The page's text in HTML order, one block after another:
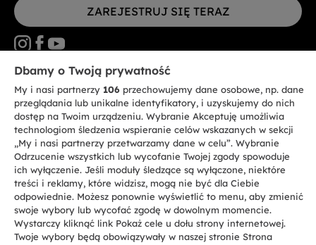
ZAREJESTRUJ SIĘ TERAZ
CANDY HOOVER GROUP S.r.I. - jednoosobowa sp. z.o.o. - SIEDZIBA
STATUTOWA: Via Comolli, 57 - 20861 Brugherio (MB) - Włochy -
SIEDZIBY ADMINISTRACYJNE: Via Privata Eden Fumagalli bez
nadanego numeru - 20861 Brugherio (MB) i Via Trento nr 20/A-22 - 20871
Vimercate (MB) - Włochy - Tel.: +39.039.2086.1 - Faks: +39.039.2086.237 -
Kapitał zakładowy 35.000.000,00 € wpłacony w całości - Kod identyfikacji
podatkowej i nr wpisu do Rejestru przedsiębiorstw dla rejonu Mediolan-
Monza-Brianza-Lodi 04666310158 - NIP 00786860965 - Numer wpisu do
Repertorium Ekonomiczno - Administracyjnego REA: MB-1033934 -
Autoryzacja IT AEOF 211870 - Spółka podlega zarządzaniu i koordynacji
Candy S.p.A.
PL / Polski
Dbamy o Twoją prywatność
My i nasi partnerzy 106 przechowujemy dane osobowe, np. dane
przeglądania lub unikalne identyfikatory, i uzyskujemy do nich
dostęp na Twoim urządzeniu. Wybranie Akceptuję umożliwia
technologiom śledzenia wspieranie celów wskazanych w sekcji
„My i nasi partnerzy przetwarzamy dane w celu”. Wybranie
Odrzucenie wszystkich lub wycofanie Twojej zgody spowoduje
ich wyłączenie. Jeśli moduły śledzące są wyłączone, niektóre
treści i reklamy, które widzisz, mogą nie być dla Ciebie
odpowiednie. Możesz ponownie wyświetlić to menu, aby zmienić
swoje wybory lub wycofać zgodę w dowolnym momencie.
Wystarczy kliknąć link Pokaż cele u dołu strony internetowej.
Twoje wybory będą obowiązywały w naszej stronie Strona